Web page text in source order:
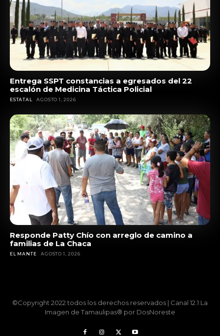
Entrega SSPT constancias a egresados del 22
escalón de Medicina Táctica Policial
ESTATAL AGOSTO 1, 2026
Responde Patty Chío con arreglo de camino a
familias de La Chaca
EL MANTE AGOSTO 1, 2026
©Copyright 2022 todos los derechos reservados | Canal 12.1 La
Imagen de Tamaulipas® por DosNoreste